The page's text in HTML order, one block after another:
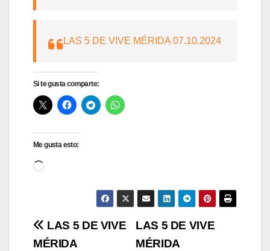
LAS 5 DE VIVE MÉRIDA 07.10.2024
Si te gusta comparte:
Me gusta esto:
Cargando...
Navegación
LAS 5 DE VIVE
MÉRIDA
LAS 5 DE VIVE
MÉRIDA